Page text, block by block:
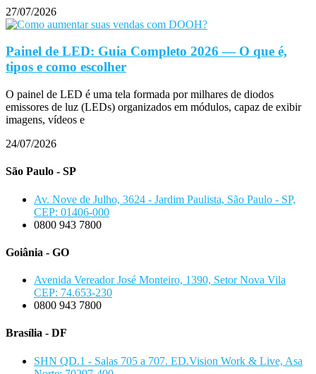
27/07/2026
Painel de LED: Guia Completo 2026 — O que é,
tipos e como escolher
O painel de LED é uma tela formada por milhares de diodos
emissores de luz (LEDs) organizados em módulos, capaz de exibir
imagens, vídeos e
24/07/2026
São Paulo - SP
Av. Nove de Julho, 3624 - Jardim Paulista, São Paulo - SP,
CEP: 01406-000
0800 943 7800
Goiânia - GO
Avenida Vereador José Monteiro, 1390, Setor Nova Vila
CEP: 74.653-230
0800 943 7800
Brasília - DF
SHN QD.1 - Salas 705 a 707. ED.Vision Work & Live, Asa